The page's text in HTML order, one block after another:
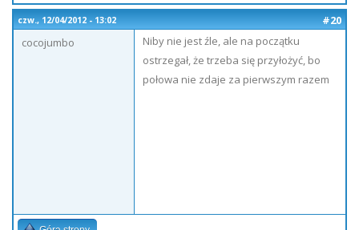
czw., 12/04/2012 - 13:02
#20
cocojumbo
Niby nie jest źle, ale na początku
ostrzegał, że trzeba się przyłożyć, bo
połowa nie zdaje za pierwszym razem